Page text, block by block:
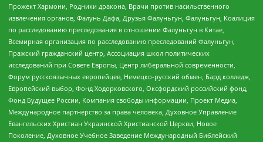
Прожект Хармони, Родники дракона, Врачи против насильственного
извлечения органов, Фалунь Дафа, Друзья Фалуньгун, Фалуньгун, Коалиция
по расследованию преследования в отношении Фалуньгун в Китае,
Всемирная организация по расследованию преследований Фалуньгун,
Пражский гражданский центр, Ассоциация школ политических
исследований при Совете Европы, Центр либеральной современности,
Форум русскоязычных европейцев, Немецко-русский обмен, Бард колледж,
Европейский выбор, Фонд Ходорковского, Оксфордский российский фонд,
Фонд Будущее России, Компания свободы информации, Проект Медиа,
Международное партнерство за права человека, Духовное Управление
Евангельских Христиан Украинской Христианской Церкви, Новое
Поколение, Духовное Учебное Заведение Международный Библейский